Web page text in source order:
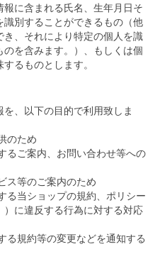
に含まれる氏名、生年月日そ
別することができるもの（他
、それにより特定の個人を識
を含みます。）、もしくは個
るものとします。
、以下の目的で利用致しま
のため
るご案内、お問い合わせ等への
ス等のご案内のため
る当ショップの規約、ポリシー
に違反する行為に対する対応
る規約等の変更などを通知する